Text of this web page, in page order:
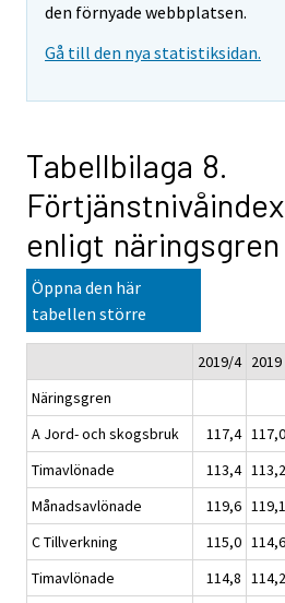
den förnyade webbplatsen.
Gå till den nya statistiksidan.
Tabellbilaga 8.
enligt
Öppna den här
tabellen större
2019/4 2019
Näringsgren
A Jord- och skogsbruk
117,4 117,0
Timavlönade
113,4 113,2
Månadsavlönade
119,6 119,1
C Tillverkning
115,0 114,6
Timavlönade
114,8 114,2